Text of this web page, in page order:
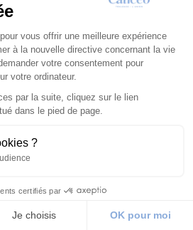
Cadeau Panier
|Conditions générales
vous offrir une meilleure expérience
à la nouvelle directive concernant la vie
votre consentement pour
votre ordinateur.
par la suite, cliquez sur le lien
dans le pied de page.
?
certifiés par
Je choisis OK pour moi